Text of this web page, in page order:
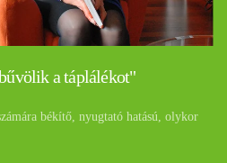
a táplálékot"
békítő, nyugtató hatású, olykor